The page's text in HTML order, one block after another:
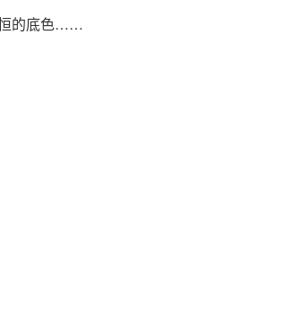
恒的底色……